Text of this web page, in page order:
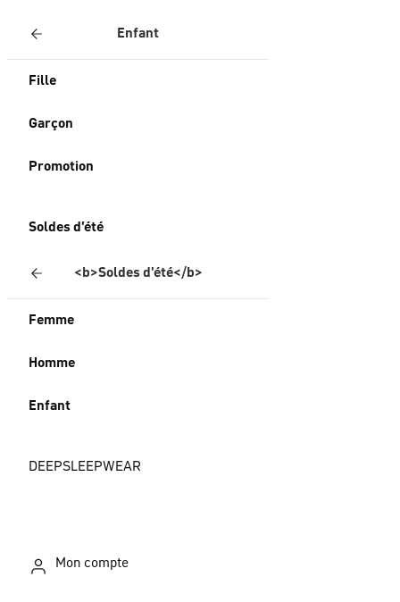
Enfant
Fille
Garçon
Promotion
Soldes d'été
<b>Soldes d'été</b>
Femme
Homme
Enfant
DEEPSLEEPWEAR
Mon compte